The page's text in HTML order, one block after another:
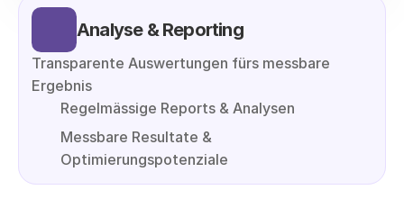
Analyse & Reporting
Transparente Auswertungen fürs messbare
Ergebnis
Regelmässige Reports & Analysen
Messbare Resultate &
Optimierungspotenziale